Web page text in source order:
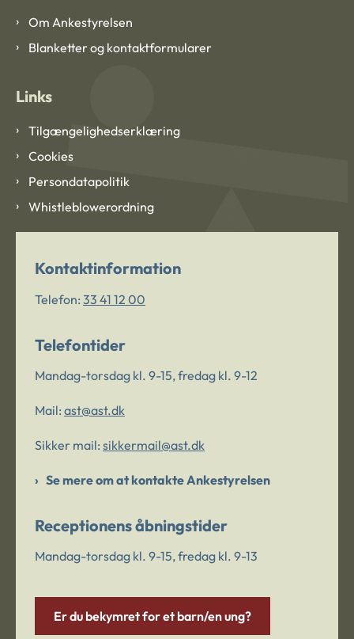
Om Ankestyrelsen
Blanketter og kontaktformularer
Links
Tilgængelighedserklæring
Cookies
Persondatapolitik
Whistleblowerordning
Kontaktinformation
Telefon: 33 41 12 00
Telefontider
Mandag-torsdag kl. 9-15, fredag kl. 9-12
Mail: ast@ast.dk
Sikker mail: sikkermail@ast.dk
Se mere om at kontakte Ankestyrelsen
Receptionens åbningstider
Mandag-torsdag kl. 9-15, fredag kl. 9-13
Er du bekymret for et barn/en ung?